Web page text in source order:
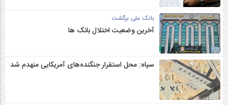
بانک ملی برگشت
آخرین وضعیت اختلال بانک ها
سپاه: محل استقرار جنگنده‌های آمریکایی منهدم شد